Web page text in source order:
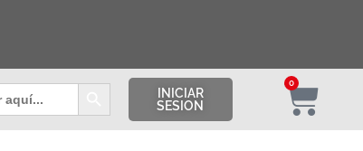
Botón de búsqueda
INICIAR
SESION
0